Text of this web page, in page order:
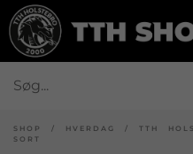
SHOP / HVERDAG / TTH
SORT